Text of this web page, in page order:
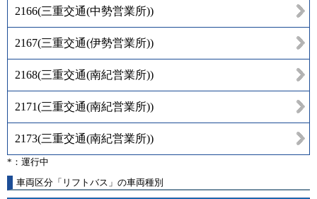
2166(三重交通(中勢営業所))
2167(三重交通(伊勢営業所))
2168(三重交通(南紀営業所))
2171(三重交通(南紀営業所))
2173(三重交通(南紀営業所))
*：運行中
車両区分「リフトバス」の車両種別